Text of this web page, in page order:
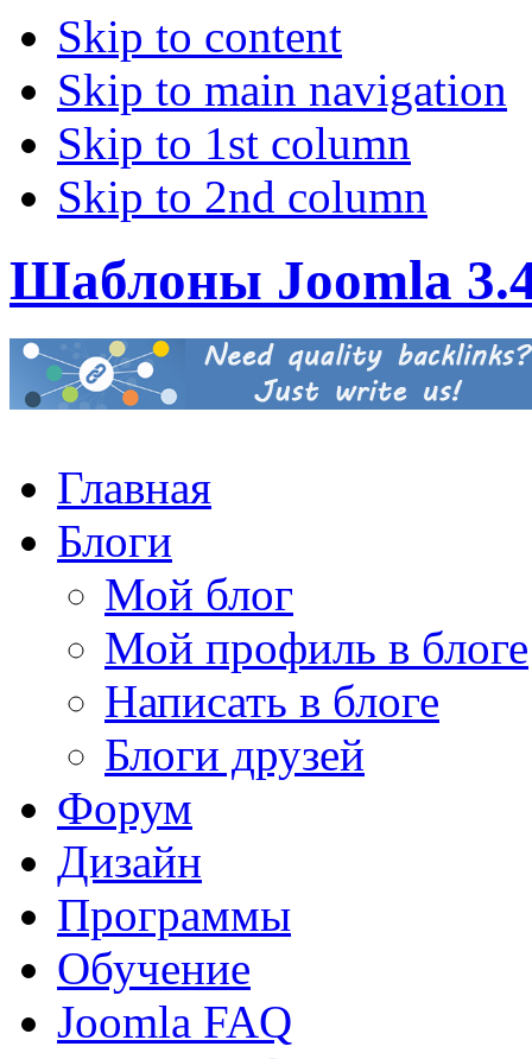
Skip to content
Skip to main navigation
Skip to 1st column
Skip to 2nd column
Шаблоны Joomla
Главная
Блоги
Мой блог
Мой профиль в блоге
Написать в блоге
Блоги друзей
Форум
Дизайн
Программы
Обучение
Joomla FAQ